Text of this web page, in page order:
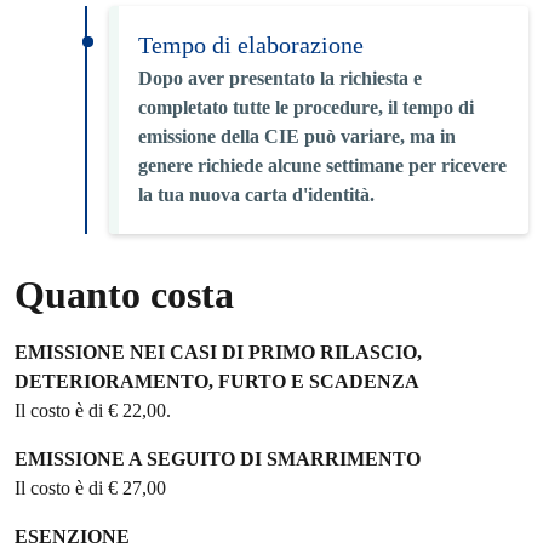
Tempo di elaborazione
Dopo aver presentato la richiesta e
completato tutte le procedure, il tempo di
emissione della CIE può variare, ma in
genere richiede alcune settimane per ricevere
la tua nuova carta d'identità.
Quanto costa
EMISSIONE NEI CASI DI PRIMO RILASCIO,
DETERIORAMENTO, FURTO E SCADENZA
Il costo è di € 22,00.
EMISSIONE A SEGUITO DI SMARRIMENTO
Il costo è di € 27,00
ESENZIONE